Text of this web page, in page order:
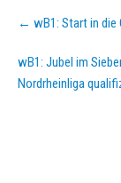
Post
navigation
← wB1: Start in
wB1: Jubel im
Nordrheinliga